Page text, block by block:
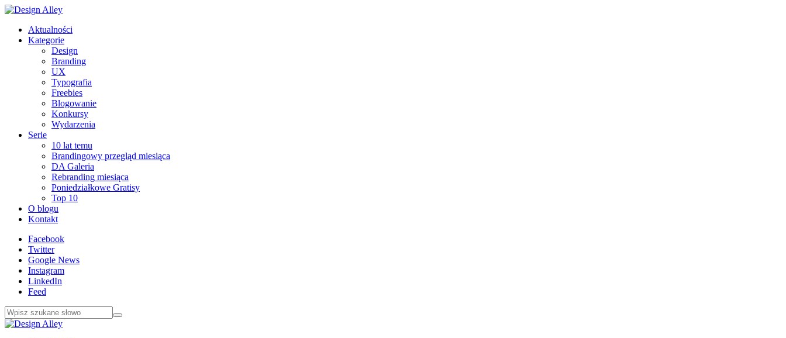
Aktualności
Kategorie
Design
Branding
UX
Typografia
Freebies
Blogowanie
Konkursy
Wydarzenia
Serie
10 lat temu
Brandingowy przegląd miesiąca
DA Galeria
Rebranding miesiąca
Poniedziałkowe Gratisy
Top 10
O blogu
Kontakt
Facebook
Twitter
Google News
Instagram
LinkedIn
Feed